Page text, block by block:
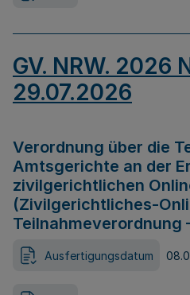
GV. NRW. 2026
29.07.2026
Verordnung über die
Amtsgerichte an der
zivilgerichtlichen
(Zivilgerichtliches-
Teilnahmeverordnung
Ausfertigungsdatum